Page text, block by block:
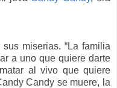
miserias. “La familia
a uno que quiere darte
al vivo que quiere
Candy se muere, la